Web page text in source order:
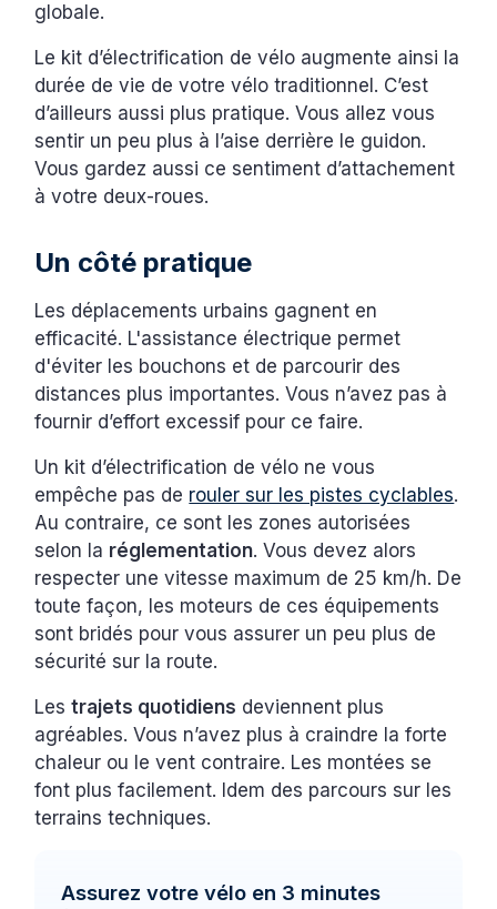
globale.
Le kit d’électrification de vélo augmente ainsi la
durée de vie de votre vélo traditionnel. C’est
d’ailleurs aussi plus pratique. Vous allez vous
sentir un peu plus à l’aise derrière le guidon.
Vous gardez aussi ce sentiment d’attachement
à votre deux-roues.
Un côté pratique
Les déplacements urbains gagnent en
efficacité. L'assistance électrique permet
d'éviter les bouchons et de parcourir des
distances plus importantes. Vous n’avez pas à
fournir d’effort excessif pour ce faire.
Un kit d’électrification de vélo ne vous
empêche pas de rouler sur les pistes cyclables.
Au contraire, ce sont les zones autorisées
selon la réglementation. Vous devez alors
respecter une vitesse maximum de 25 km/h. De
toute façon, les moteurs de ces équipements
sont bridés pour vous assurer un peu plus de
sécurité sur la route.
Lestrajets quotidiens deviennent plus
agréables. Vous n’avez plus à craindre la forte
chaleur ou le vent contraire. Les montées se
font plus facilement. Idem des parcours sur les
terrains techniques.
Assurez votre vélo en 3 minutes